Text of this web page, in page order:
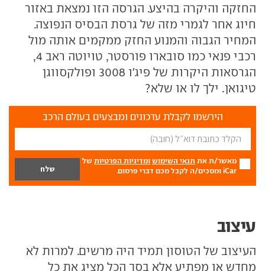
החזקה והיקרה בהיצע. הגרסה הזו נמצאת באזור
חיוג אחר לגמרי מזה של גרסת הבסיס הנפוצה.
המחיר הגבוה והמנוע החזק ממקמים אותה מול
רכבי פנאי כמו סובארו פורסטר, טויוטה ראב 4,
הגרסאות היקרות של פיג'ו 3008 ופולקסווגן
טיגואן. ילך לו או שלא?
הירשמו לקבלת עדכונים ומבצעים בעולם הרכב
מאשר/ת את תנאי השימוש ומדיניות הפרטיות של
iCar ומסכים/ה לקבל מכם דברי פרסום.
עיצוב
העיצוב של הטוסון תמיד היה מרשים. למרות לא
מחדש או מפתיע אלא בסך הכל מציג את כל